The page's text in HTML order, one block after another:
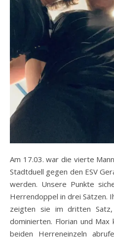
Am 17.03. war die vierte Mannschaft wieder im Einsatz. Im
Stadtduell gegen den ESV
werden. Unsere Punkte
Herrendoppel in drei Sätzen.
zeigten sie im dritten
dominierten. Florian und
beiden Herreneinzeln